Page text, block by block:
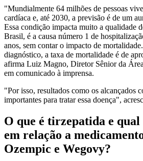
"Mundialmente 64 milhões de pessoas
cardíaca e, até 2030, a previsão é de um
Essa condição impacta muito a qualidade
Brasil, é a causa número 1 de
anos, sem contar o impacto de
diagnóstico, a taxa de mortalidade é de
afirma Luiz Magno, Diretor Sênior da
em comunicado à imprensa.
"Por isso, resultados como os alcançados
importantes para tratar essa doença",
O que é tirzepatida e
em relação a
Ozempic e Wegovy?